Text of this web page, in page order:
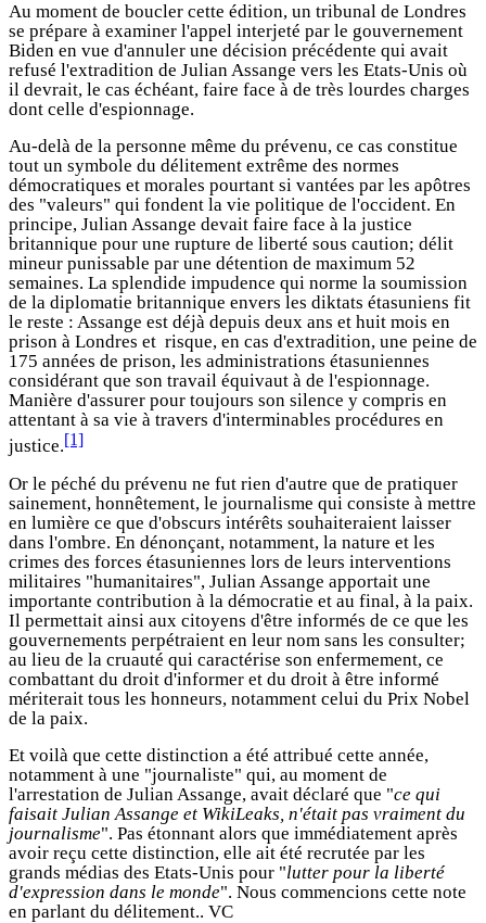
Au moment de boucler cette édition, un tribunal de Londres
se prépare à examiner l'appel interjeté par le gouvernement
Biden en vue d'annuler une décision précédente qui avait
refusé l'extradition de Julian Assange vers les Etats-Unis où
il devrait, le cas échéant, faire face à de très lourdes charges
dont celle d'espionnage.
Au-delà de la personne même du prévenu, ce cas constitue
tout un symbole du délitement extrême des normes
démocratiques et morales pourtant si vantées par les apôtres
des "valeurs" qui fondent la vie politique de l'occident. En
principe, Julian Assange devait faire face à la justice
britannique pour une rupture de liberté sous caution; délit
mineur punissable par une détention de maximum 52
semaines. La splendide impudence qui norme la soumission
de la diplomatie britannique envers les diktats étasuniens fit
le reste : Assange est déjà depuis deux ans et huit mois en
prison à Londres et risque, en cas d'extradition, une peine de
175 années de prison, les administrations étasuniennes
considérant que son travail équivaut à de l'espionnage.
Manière d'assurer pour toujours son silence y compris en
attentant à sa vie à travers d'interminables procédures en
justice.[1]
Or le péché du prévenu ne fut rien d'autre que de pratiquer
sainement, honnêtement, le journalisme qui consiste à mettre
en lumière ce que d'obscurs intérêts souhaiteraient laisser
dans l'ombre. En dénonçant, notamment, la nature et les
crimes des forces étasuniennes lors de leurs interventions
militaires "humanitaires", Julian Assange apportait une
importante contribution à la démocratie et au final, à la paix.
Il permettait ainsi aux citoyens d'être informés de ce que les
gouvernements perpétraient en leur nom sans les consulter;
au lieu de la cruauté qui caractérise son enfermement, ce
combattant du droit d'informer et du droit à être informé
mériterait tous les honneurs, notamment celui du Prix Nobel
de la paix.
Et voilà que cette distinction a été attribué cette année,
notamment à une "journaliste" qui, au moment de
l'arrestation de Julian Assange, avait déclaré que "ce qui
faisait Julian Assange et WikiLeaks, n'était pas vraiment du
journalisme". Pas étonnant alors que immédiatement après
avoir reçu cette distinction, elle ait été recrutée par les
grands médias des Etats-Unis pour "lutter pour la liberté
d'expression dans le monde". Nous commencions cette note
en parlant du délitement.. VC